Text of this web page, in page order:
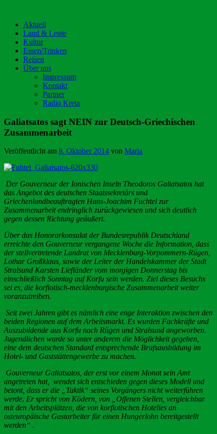
Aktuell
Land & Leute
Kultur
Essen/Trinken
Reisen
Über uns
Impressum
Kontakt
Partner
Radio Kreta
Galiatsatos sagt NEIN zur Deutsch-Griechischen
Zusammenarbeit
Veröffentlicht am 8. Oktober 2014 von Maria
Der Gouverneur der Ionischen Inseln Theodoros Galiatsatos hat
das Angebot des deutschen Staatssekretärs und
Griechenlandbeauftragten Hans-Joachim Fuchtel zur
Zusammenarbeit endringlich zurückgewiesen und sich deutlich
gegen dessen Richtung geäußert.
Über das Honorarkonsulat der Bundesrepublik Deutschland
erreichte den Gouverneur vergangene Woche die Information, dass
der stellvertretende Landrat von Mecklenburg-Vorpommern-Rügen,
Lothar Großklaus, sowie der Leiter der Handelskammer der Stadt
Stralsund Karsten Liefländer vom morgigen Donnerstag bis
einschließlich Sonntag auf Korfu sein werden. Ziel dieses Besuchs
sei es, die korfiotisch-mecklenburgische Zusammenarbeit weiter
voranzutreiben.
Seit zwei Jahren gibt es nämlich eine enge Interaktion zwischen den
beiden Regionen auf dem Arbeitsmarkt. Es wurden Fachkräfte und
Auszubildende aus Korfu nach Rügen und Stralsund angeworben.
Jugendlichen wurde so unter anderem die Möglichkeit gegeben,
eine dem deutschen Standard entsprechende Brufsausbildung im
Hotel- und Gaststättengewerbe zu machen.
Gouverneur Galiatsatos, der erst vor einem Monat sein Amt
angetreten hat, wendet sich entschieden gegen dieses Modell und
betont, dass er die „Taktik“ seines Vorgängers nicht weiterführen
werde. Er spricht von Ködern, von „Offenen Stellen, vergleichbar
mit den Arbeitsplätzen, die von korfiotischen Hotelies an
osteuropäische Gastarbeiter für einen Hungerlohn bereitgestellt
werden“ .